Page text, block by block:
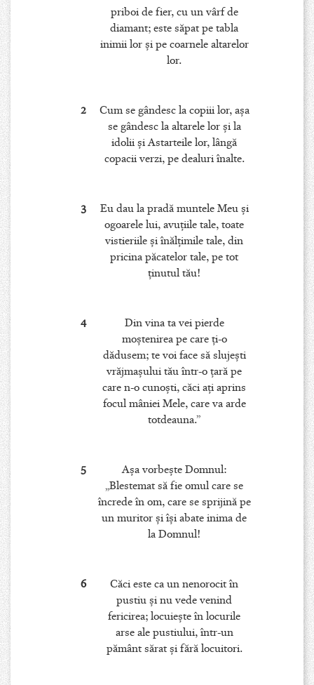
priboi de fier, cu un vârf de
diamant; este săpat pe tabla
inimii lor şi pe coarnele altarelor
lor.
2
Cum se gândesc la copiii lor, aşa
se gândesc la altarele lor şi la
idolii şi Astarteile lor, lângă
copacii verzi, pe dealuri înalte.
3
Eu dau la pradă muntele Meu şi
ogoarele lui, avuţiile tale, toate
vistieriile şi înălţimile tale, din
pricina păcatelor tale, pe tot
ţinutul tău!
4
Din vina ta vei pierde
moştenirea pe care ţi-o
dădusem; te voi face să slujeşti
vrăjmaşului tău într-o ţară pe
care n-o cunoşti, căci aţi aprins
focul mâniei Mele, care va arde
totdeauna.”
5
Aşa vorbeşte Domnul:
„Blestemat să fie omul care se
încrede în om, care se sprijină pe
un muritor şi îşi abate inima de
la Domnul!
6
Căci este ca un nenorocit în
pustiu şi nu vede venind
fericirea; locuieşte în locurile
arse ale pustiului, într-un
pământ sărat şi fără locuitori.